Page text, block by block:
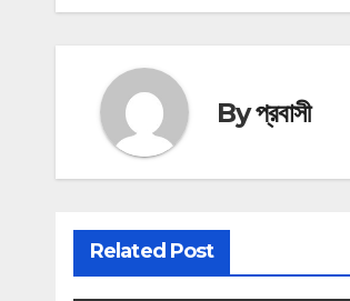
Byপ্রবাসী
Related Post